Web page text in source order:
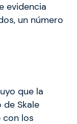
evidencia
un número
que la
Skale
con los